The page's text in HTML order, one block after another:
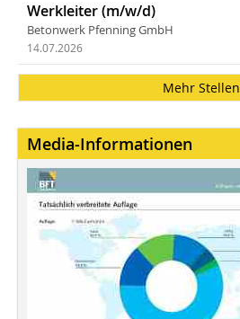
Werkleiter (m/w/d)
Betonwerk Pfenning GmbH
14.07.2026
Mehr Stellen
Media-Informationen